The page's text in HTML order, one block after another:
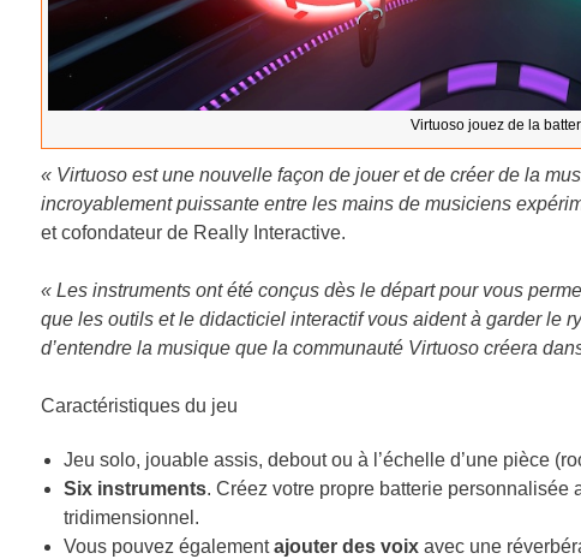
Virtuoso jouez de la
« Virtuoso est une nouvelle façon de jouer et de créer de la
incroyablement puissante entre les mains de musiciens
et cofondateur de Really Interactive.
« Les instruments ont été conçus dès le départ pour vous
que les outils et le didacticiel interactif vous aident à garder le
d’entendre la musique que la communauté Virtuoso créera
Caractéristiques du jeu
Jeu solo, jouable assis, debout ou à l’échelle d’une pièce
Six instruments. Créez votre propre batterie personnalisée
tridimensionnel.
Vous pouvez égalementajouter des voixavec une